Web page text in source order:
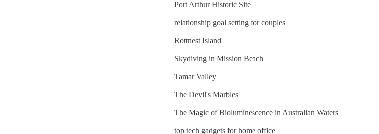
Port Arthur Historic Site
relationship goal setting for couples
Rottnest Island
Skydiving in Mission Beach
Tamar Valley
The Devil's Marbles
The Magic of Bioluminescence in Australian Waters
top tech gadgets for home office